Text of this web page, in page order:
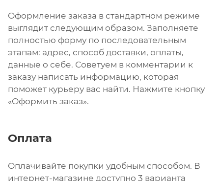
Оформление заказа в стандартном режиме
выглядит следующим образом. Заполняете
полностью форму по последовательным
этапам: адрес, способ доставки, оплаты,
данные о себе. Советуем в комментарии к
заказу написать информацию, которая
поможет курьеру вас найти. Нажмите кнопку
«Оформить заказ».
Оплата
Оплачивайте покупки удобным способом. В
интернет-магазине доступно 3 варианта